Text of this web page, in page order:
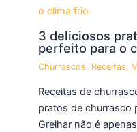
3 deliciosos
perfeito para o
Churrascos, Receitas,
Receitas de
pratos de churrasco
Grelhar não é